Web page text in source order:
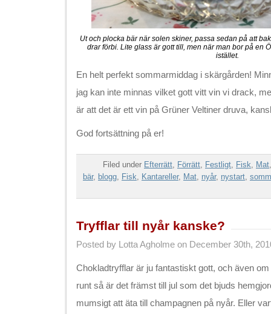
Ut och plocka bär när solen skiner, passa sedan på att
drar förbi. Lite glass är gott till, men när man bor på en
istället.
En helt perfekt sommarmiddag i skärgården!
jag kan inte minnas vilket gott vitt vin vi drack,
är att det är ett vin på Grüner Veltiner druva,
God fortsättning på er!
Filed under Efterrätt, Förrätt, Festligt, Fisk, Mat
bär, blogg, Fisk, Kantareller, Mat, nyår, nystart,
Tryfflar till nyår kanske?
Posted by Lotta Agholme on December 30th,
Chokladtryfflar är ju fantastiskt gott, och även
runt så är det främst till jul som det bjuds
mumsigt att äta till champagnen på nyår. Eller